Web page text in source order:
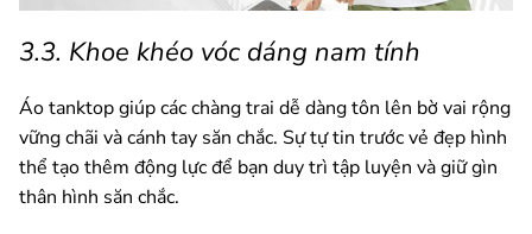
3.3. Khoe khéo vóc dáng nam tính
Áo tanktop giúp các chàng trai dễ dàng tôn lên bờ vai rộng
vững chãi và cánh tay săn chắc. Sự tự tin trước vẻ đẹp hình
thể tạo thêm động lực để bạn duy trì tập luyện và giữ gìn
thân hình săn chắc.